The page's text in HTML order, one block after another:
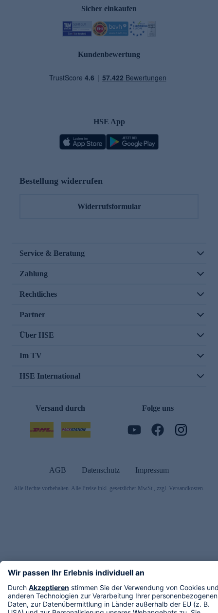
Sicher einkaufen
Kundenbewertung
HSE App
Bestellung widerrufen
Widerrufsformular
Service & Beratung
Zahlung
Rechtliches
Partner
Über HSE
Im TV
HSE International
Versand durch Folge uns
AGB Datenschutz Impressum
Alle Rechte vorbehalten. Alle Preise inkl. gesetzlicher MwSt., zzgl. Versandkosten.